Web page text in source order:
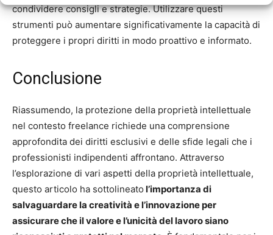
condividere consigli e strategie. Utilizzare questi
strumenti può aumentare significativamente la capacità di
proteggere i propri diritti in modo proattivo e informato.
Conclusione
Riassumendo, la protezione della proprietà intellettuale
nel contesto freelance richiede una comprensione
approfondita dei diritti esclusivi e delle sfide legali che i
professionisti indipendenti affrontano. Attraverso
l’esplorazione di vari aspetti della proprietà intellettuale,
questo articolo ha sottolineato l’importanza di
salvaguardare la creatività e l’innovazione per
assicurare che il valore e l’unicità del lavoro siano